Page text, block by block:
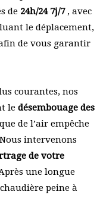
de 24h/24 7j/7, avec
le déplacement,
de vous garantir
courantes, nos
le désembouage des
de l’air empêche
intervenons
de votre
une longue
peine à